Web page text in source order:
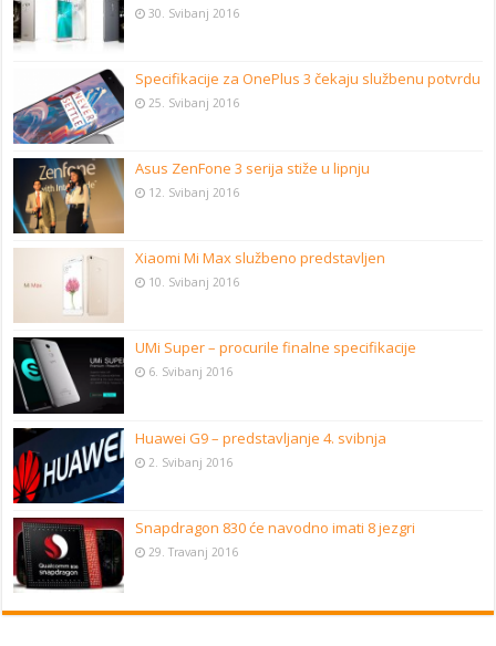
30. Svibanj 2016
Specifikacije za OnePlus 3 čekaju službenu potvrdu
25. Svibanj 2016
Asus ZenFone 3 serija stiže u lipnju
12. Svibanj 2016
Xiaomi Mi Max službeno predstavljen
10. Svibanj 2016
UMi Super – procurile finalne specifikacije
6. Svibanj 2016
Huawei G9 – predstavljanje 4. svibnja
2. Svibanj 2016
Snapdragon 830 će navodno imati 8 jezgri
29. Travanj 2016